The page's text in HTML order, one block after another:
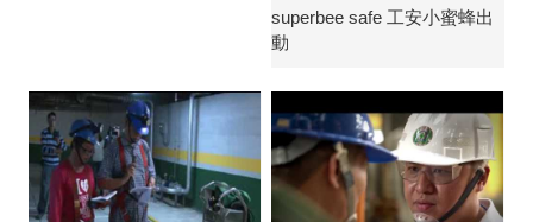
superbee safe 工安小蜜蜂出
動